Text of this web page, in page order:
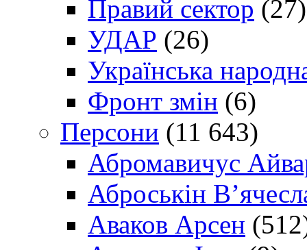
Правий сектор (27)
УДАР (26)
Українська
Фронт змін (6)
Персони (11 643)
Абромавичус
Аброськін
Аваков Арсен